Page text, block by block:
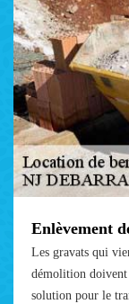
Enlèvement
Les gravats qui
démolition doivent
solution pour le